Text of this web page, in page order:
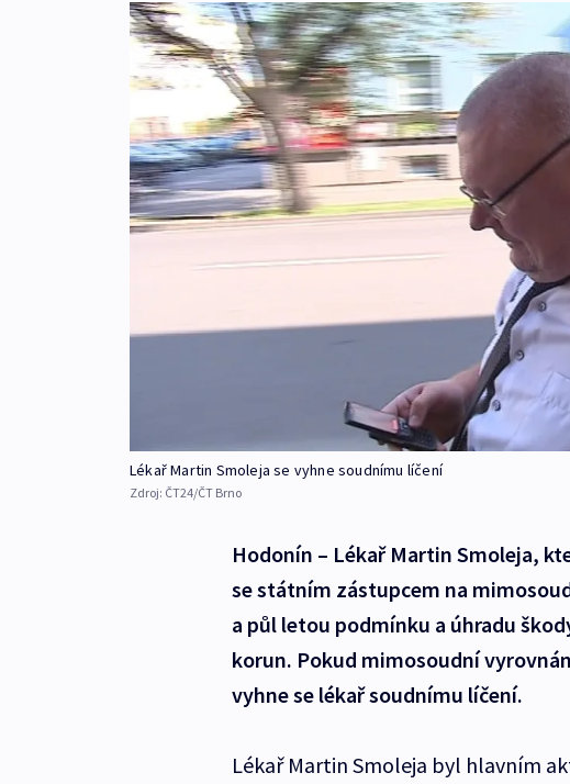
Lékař Martin Smoleja se vyhne soudnímu líčení
Zdroj: ČT24/ČT Brno
Hodonín – Lékař Martin Smoleja,
se státním zástupcem na
a půl letou podmínku a úhradu
korun. Pokud mimosoudní
vyhne se lékař soudnímu líčení.
Lékař Martin Smoleja byl hlavním